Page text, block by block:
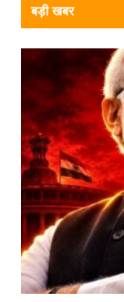
बड़ी खबर